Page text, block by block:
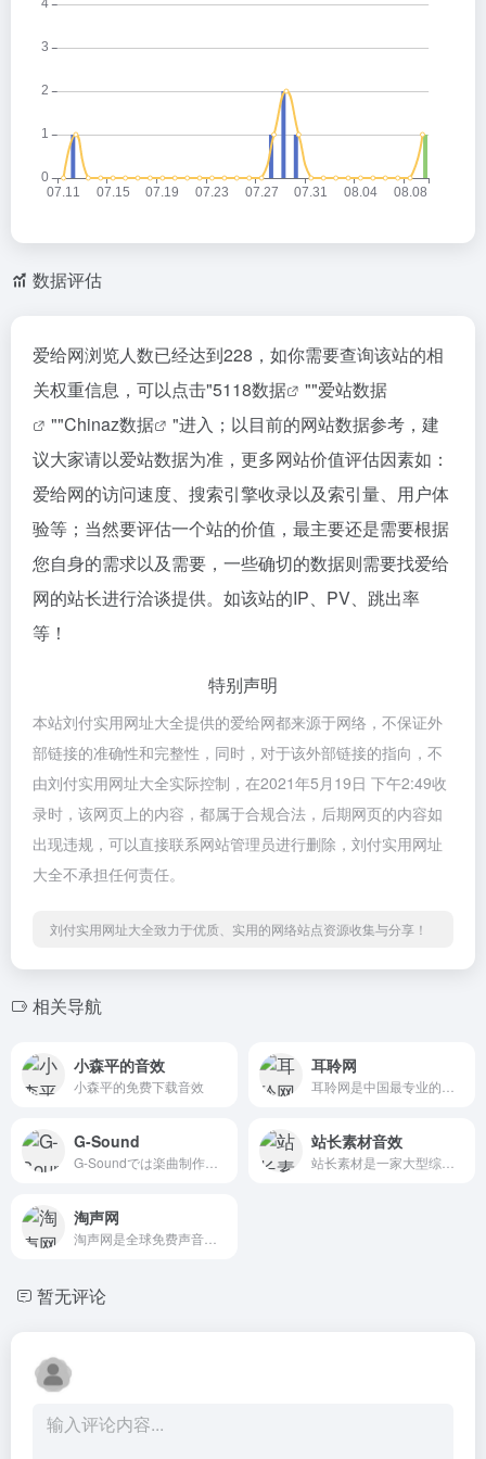
数据评估
爱给网浏览人数已经达到228，如你需要查询该站的相
关权重信息，可以点击"5118数据 ""爱站数据
""Chinaz数据
"进入；以目前的网站数据参考，建
议大家请以爱站数据为准，更多网站价值评估因素如：
爱给网的访问速度、搜索引擎收录以及索引量、用户体
验等；当然要评估一个站的价值，最主要还是需要根据
您自身的需求以及需要，一些确切的数据则需要找爱给
网的站长进行洽谈提供。如该站的IP、PV、跳出率
等！
特别声明
本站刘付实用网址大全提供的爱给网都来源于网络，不保证外
部链接的准确性和完整性，同时，对于该外部链接的指向，不
由刘付实用网址大全实际控制，在2021年5月19日 下午2:49收
录时，该网页上的内容，都属于合规合法，后期网页的内容如
出现违规，可以直接联系网站管理员进行删除，刘付实用网址
大全不承担任何责任。
刘付实用网址大全致力于优质、实用的网络站点资源收集与分享！
相关导航
小森平的音效
小森平的免费下载音效
耳聆网
G-Sound 站长素材音效
淘声网
暂无评论